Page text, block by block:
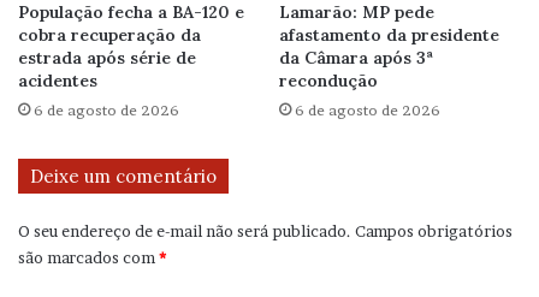
População fecha a BA-120 e
cobra recuperação da
estrada após série de
acidentes
6 de agosto de 2026
Lamarão: MP pede
afastamento da presidente
da Câmara após 3ª
recondução
6 de agosto de 2026
Deixe um comentário
O seu endereço de e-mail não será publicado. Campos obrigatórios
são marcados com *